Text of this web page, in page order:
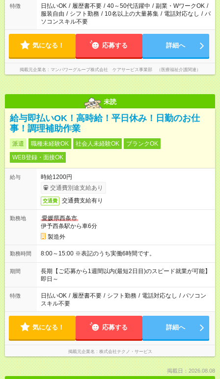
特徴 日払いOK / 履歴書不要 / 40～50代活躍中 / 副業・WワークOK /
服装自由 / シフト勤務 / 10名以上の大量募集 / 電話対応なし / パ
ソコンスキル不要
気になる！ 応募する 詳細へ
掲載元企業名 マンパワーグループ株式会社 ケアサービス事業部 （医療福祉介護関連）
未読
給与即払いOK！高時給！平日休み！日勤のお仕
事！調理補助作業
派遣 職種未経験OK 社会人未経験OK
ブランクOK
WEB登録・面接OK
給与
時給1200円
交通費別途支給あり
交通費 交通費支給有り
勤務地
愛媛県西条市
伊予西条駅から車6分
製造外
勤務時間 8:00～15:00 ※表記のうち実働6時間です。
期間
長期【ご応募から1週間以内(最短2日目)のスピード就業が可能】
即日～
特徴 日払いOK / 履歴書不要 / シフト勤務 / 電話対応なし / パソコン
スキル不要
気になる！ 応募する 詳細へ
掲載元企業名 株式会社テクノ・サービス
掲載日：2026.08.08